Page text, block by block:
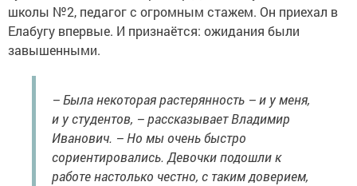
школы №2, педагог с огромным стажем. Он приехал в
Елабугу впервые. И признаётся: ожидания были
завышенными.
– Была некоторая растерянность – и у меня,
и у студентов, – рассказывает Владимир
Иванович. – Но мы очень быстро
сориентировались. Девочки подошли к
работе настолько честно, с таким доверием,